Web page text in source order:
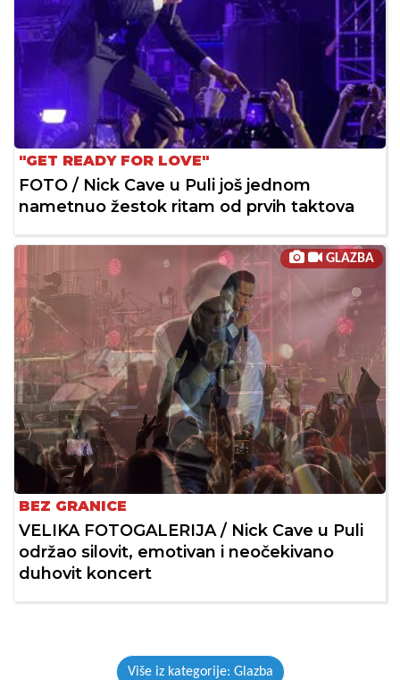
"GET READY FOR LOVE"
FOTO / Nick Cave u Puli još jednom
nametnuo žestok ritam od prvih taktova
GLAZBA
BEZ GRANICE
VELIKA FOTOGALERIJA / Nick Cave u Puli
održao silovit, emotivan i neočekivano
duhovit koncert
Više iz kategorije: Glazba